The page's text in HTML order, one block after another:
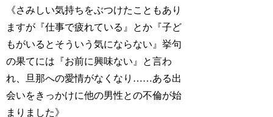
《さみしい気持ちをぶつけたこともあり
ますが『仕事で疲れている』とか『子ど
もがいるとそういう気にならない』挙句
の果てには『お前に興味ない』と言わ
れ、旦那への愛情がなくなり……ある出
会いをきっかけに他の男性との不倫が始
まりました》